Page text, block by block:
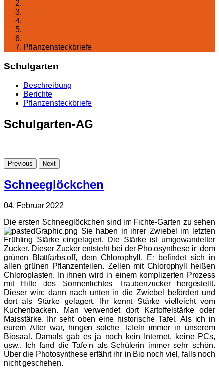
Pflanzensteckbriefe
Schulgarten
Beschreibung
Berichte
Pflanzensteckbriefe
Schulgarten-AG
Previous Next
Schneeglöckchen
04. Februar 2022
Die ersten Schneeglöckchen sind im Fichte-Garten zu sehen
Sie haben in ihrer Zwiebel im letzten
Frühling Stärke eingelagert. Die Stärke ist umgewandelter
Zucker. Dieser Zucker entsteht bei der Photosynthese in dem
grünen Blattfarbstoff, dem Chlorophyll. Er befindet sich in
allen grünen Pflanzenteilen. Zellen mit Chlorophyll heißen
Chloroplasten. In ihnen wird in einem komplizerten Prozess
mit Hilfe des Sonnenlichtes Traubenzucker hergestellt.
Dieser wird dann nach unten in die Zwiebel befördert und
dort als Stärke gelagert. Ihr kennt Stärke vielleicht vom
Kuchenbacken. Man verwendet dort Kartoffelstärke oder
Maisstärke. Ihr seht oben eine historische Tafel. Als ich in
eurem Alter war, hingen solche Tafeln immer in unserem
Biosaal. Damals gab es ja noch kein Internet, keine PCs,
usw.. Ich fand die Tafeln als Schülerin immer sehr schön.
Über die Photosynthese erfährt ihr in Bio noch viel, falls noch
nicht geschehen.